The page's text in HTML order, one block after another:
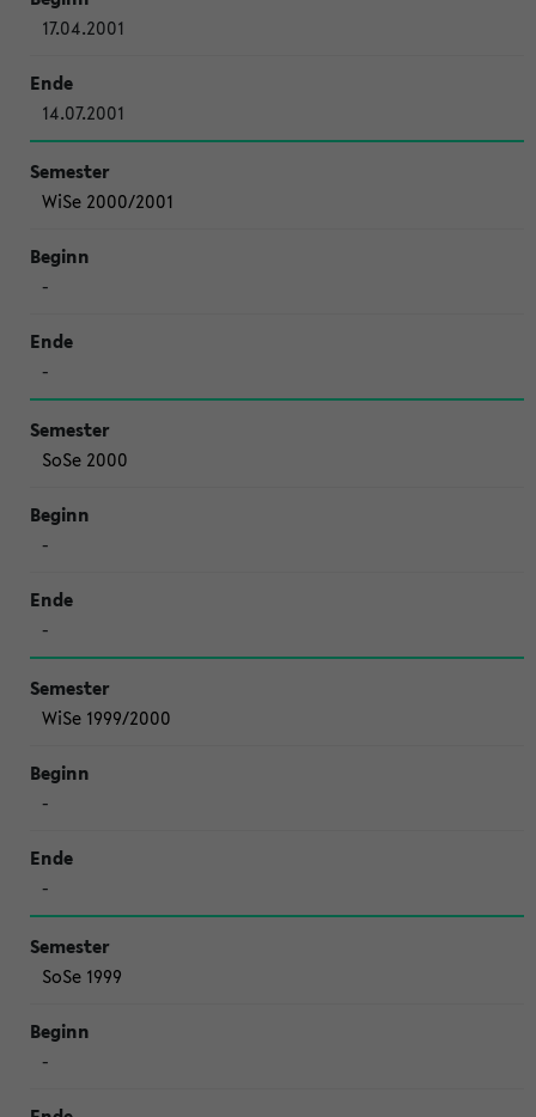
17.04.2001
14.07.2001
WiSe 2000/2001
-
-
SoSe 2000
-
-
WiSe 1999/2000
-
-
SoSe 1999
-